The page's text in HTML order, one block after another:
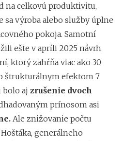
na celkovú produktivitu,
sa výroba alebo služby úplne
pokoja. Samotní
ešte v apríli 2025 návrh
ktorý zahŕňa viac ako 30
štrukturálnym efektom 7
bolo aj zrušenie dvoch
prínosom asi
Ale znižovanie počtu
generálneho